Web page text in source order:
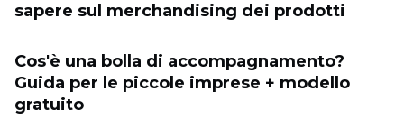
sapere sul merchandising dei prodotti
Cos'è una bolla di accompagnamento?
Guida per le piccole imprese + modello
gratuito